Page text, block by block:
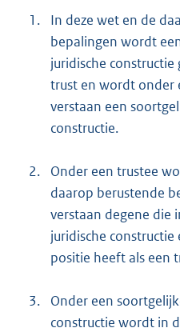
1.
In deze wet en de
bepalingen wordt
juridische
trust en wordt onder
verstaan een
constructie.
2.
Onder een trustee
daarop berustende
verstaan degene die
juridische
positie heeft als een
3.
Onder een
constructie wordt in